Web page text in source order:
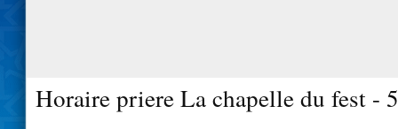
Horaire priere La chapelle du fest -